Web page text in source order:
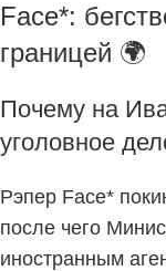
Face*:
границей 🌍
Почему на
уголовное
Рэпер Face*
после чего
иностранным